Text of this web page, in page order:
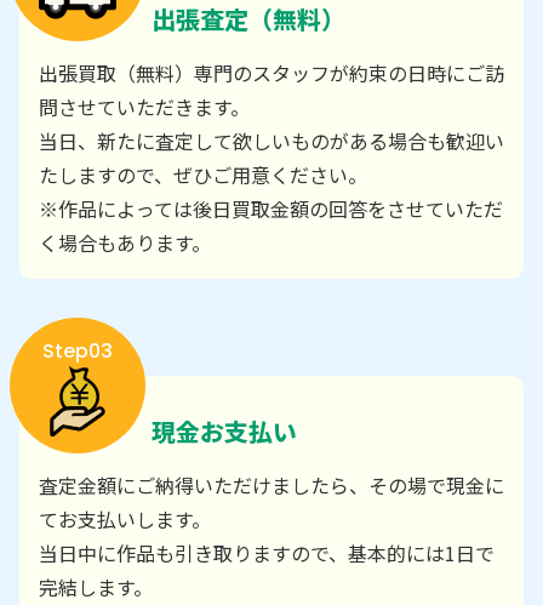
出張査定（無料）
出張買取（無料）専門のスタッフが約束の日時にご訪
問させていただきます。
当日、新たに査定して欲しいものがある場合も歓迎い
たしますので、ぜひご用意ください。
※作品によっては後日買取金額の回答をさせていただ
く場合もあります。
Step03
現金お支払い
査定金額にご納得いただけましたら、その場で現金に
てお支払いします。
当日中に作品も引き取りますので、基本的には1日で
完結します。